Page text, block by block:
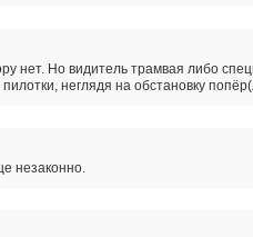
нет. Но видитель трамвая либо
неглядя на обстановку
незаконно.